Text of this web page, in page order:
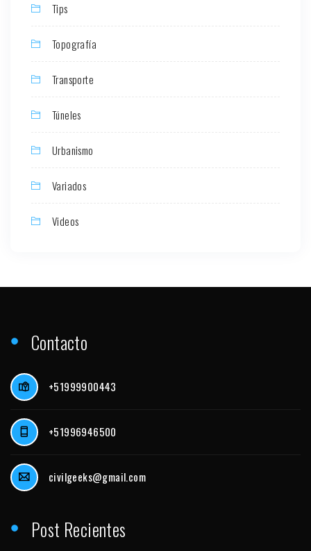
Tips
Topografía
Transporte
Túneles
Urbanismo
Variados
Videos
Contacto
+51999900443
+51996946500
civilgeeks@gmail.com
Post Recientes